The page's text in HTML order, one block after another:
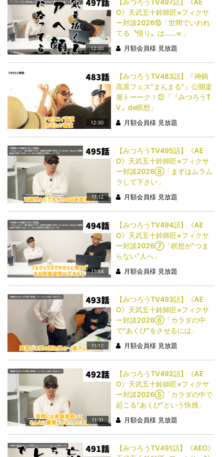
12:00
O》天武五十鈴師匠×フィクサ
ー対談2026⑩「世間でいわれ
てる〝悟り〟は……ｗ」
月額会員様 見放題
12:30
【みつろうTV483話】『神鍋
高原フェス“まんまる”』公開楽
屋トーーク！㉑「『みつろうT
V』de瞑想」
月額会員様 見放題
11:12
【みつろうTV495話】《AE
O》天武五十鈴師匠×フィクサ
ー対談2026⑧「まずはムラム
ラして下さい」
月額会員様 見放題
11:54
【みつろうTV494話】《AE
O》天武五十鈴師匠×フィクサ
ー対談2026⑦「瞑想が“つま
らない”人へ」
月額会員様 見放題
11:12
【みつろうTV493話】《AE
O》天武五十鈴師匠×フィクサ
ー対談2026⑥「カラダの中
で“あくび”をさせるには」
月額会員様 見放題
11:31
【みつろうTV492話】《AE
O》天武五十鈴師匠×フィクサ
ー対談2026⑤「カラダの中で
起こる“あくび”という快感」
月額会員様 見放題
【みつろうTV491話】《AEO》